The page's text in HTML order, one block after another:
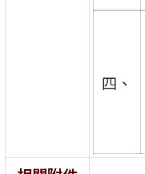
四、